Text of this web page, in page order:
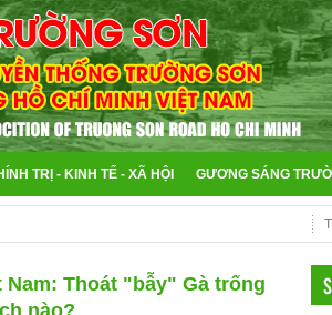
TRỊ - KINH TẾ - XÃ HỘI GƯƠNG SÁNG
Nam: Thoát "bẫy" Gà trống
nào?